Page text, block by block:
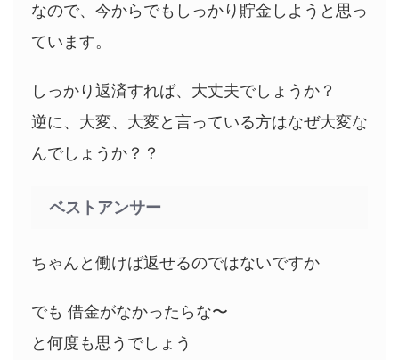
なので、今からでもしっかり貯金しようと思っ
ています。
しっかり返済すれば、大丈夫でしょうか？
逆に、大変、大変と言っている方はなぜ大変な
んでしょうか？？
ベストアンサー
ちゃんと働けば返せるのではないですか
でも 借金がなかったらな〜
と何度も思うでしょう